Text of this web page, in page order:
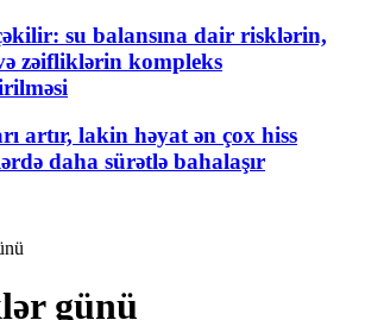
su balansına dair risklərin,
zəifliklərin kompleks
artır, lakin həyat ən çox hiss
daha sürətlə bahalaşır
günü